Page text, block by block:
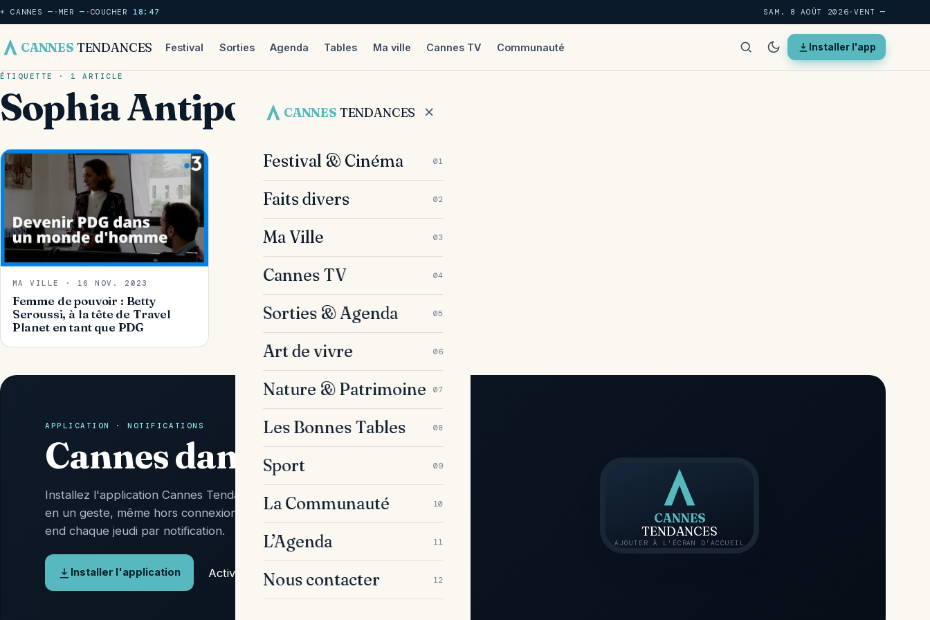
☀ CANNES— · MER— · COUCHER 18:47 SAM. 8 AOÛT 2026 · VENT—
CANNES TENDANCES Festival Sorties Agenda Tables Ma ville Cannes TV Communauté Installer l'app
CANNES TENDANCES
Festival & Cinéma 01
Faits divers 02
Ma Ville 03
Cannes TV 04
Sorties & Agenda 05
Art de vivre 06
Nature & Patrimoine 07
Les Bonnes Tables 08
Sport 09
La Communauté 10
L’Agenda 11
Nous contacter 12
ÉTIQUETTE · 1 ARTICLE
Sophia Antipolis
MA VILLE · 16 NOV. 2023
Femme de pouvoir : Betty
Seroussi, à la tête de Travel
Planet en tant que PDG
APPLICATION · NOTIFICATIONS
Cannes dans votre poche
Installez l'application Cannes Tendances : l'actu de la baie
en un geste, même hors connexion, et l'Agenda du week-
end chaque jeudi par notification.
Installer l'application Activer les alertes
CANNES
TENDANCES
AJOUTER À L'ÉCRAN D'ACCUEIL